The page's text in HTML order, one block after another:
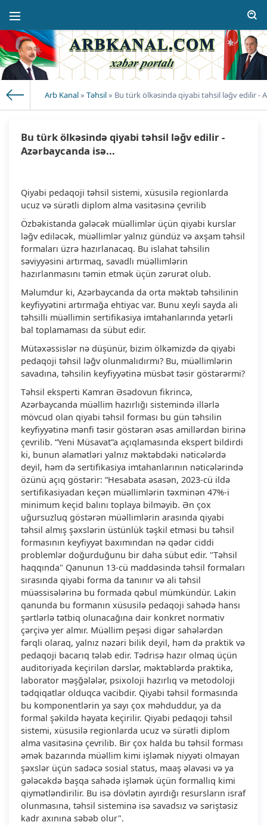
Arb Kanal» Təhsil» Bu türk ölkəsində qiyabi təhsil ləğv edilir -
Bu türk ölkəsində qiyabi təhsil ləğv edilir -
Azərbaycanda isə...
Qiyabi pedaqoji təhsil sistemi, xüsusilə regionlarda
ucuz və sürətli diplom alma vasitəsinə çevrilib
Özbəkistanda gələcək müəllimlər üçün qiyabi kurslar
ləğv ediləcək, müəllimlər yalnız gündüz və axşam təhsil
formaları üzrə hazırlanacaq. Bu islahat təhsilin
səviyyəsini artırmaq, savadlı müəllimlərin
hazırlanmasını təmin etmək üçün zərurət olub.
Məlumdur ki, Azərbaycanda da orta məktəb təhsilinin
keyfiyyətini artırmağa ehtiyac var. Bunu xeyli sayda ali
təhsilli müəllimin sertifikasiya imtahanlarında yetərli
bal toplamaması da sübut edir.
Mütəxəssislər nə düşünür, bizim ölkəmizdə də qiyabi
pedaqoji təhsil ləğv olunmalıdırmı? Bu, müəllimlərin
savadına, təhsilin keyfiyyətinə müsbət təsir göstərərmi?
Təhsil eksperti Kamran Əsədovun fikrincə,
Azərbaycanda müəllim hazırlığı sistemində illərlə
mövcud olan qiyabi təhsil forması bu gün təhsilin
keyfiyyətinə mənfi təsir göstərən əsas amillərdən birinə
çevrilib. “Yeni Müsavat”a açıqlamasında ekspert bildirdi
ki, bunun əlamətləri yalnız məktəbdəki nəticələrdə
deyil, həm də sertifikasiya imtahanlarının nəticələrində
özünü açıq göstərir: “Hesabata əsasən, 2023-cü ildə
sertifikasiyadan keçən müəllimlərin təxminən 47%-i
minimum keçid balını toplaya bilməyib. Ən çox
uğursuzluq göstərən müəllimlərin arasında qiyabi
təhsil almış şəxslərin üstünlük təşkil etməsi bu təhsil
formasının keyfiyyət baxımından nə qədər ciddi
problemlər doğurduğunu bir daha sübut edir. "Təhsil
haqqında" Qanunun 13-cü maddəsində təhsil formaları
sırasında qiyabi forma da tanınır və ali təhsil
müəssisələrinə bu formada qəbul mümkündür. Lakin
qanunda bu formanın xüsusilə pedaqoji sahədə hansı
şərtlərlə tətbiq olunacağına dair konkret normativ
çərçivə yer almır. Müəllim peşəsi digər sahələrdən
fərqli olaraq, yalnız nəzəri bilik deyil, həm də praktik və
pedaqoji bacarıq tələb edir. Tədrisə hazır olmaq üçün
auditoriyada keçirilən dərslər, məktəblərdə praktika,
laborator məşğələlər, psixoloji hazırlıq və metodoloji
tədqiqatlar olduqca vacibdir. Qiyabi təhsil formasında
bu komponentlərin ya sayı çox məhduddur, ya da
formal şəkildə həyata keçirilir. Qiyabi pedaqoji təhsil
sistemi, xüsusilə regionlarda ucuz və sürətli diplom
alma vasitəsinə çevrilib. Bir çox halda bu təhsil forması
əmək bazarında müəllim kimi işləmək niyyəti olmayan
şəxslər üçün sadəcə sosial status, maaş əlavəsi və ya
gələcəkdə başqa sahədə işləmək üçün formallıq kimi
qiymətləndirilir. Bu isə dövlətin ayırdığı resursların israf
olunmasına, təhsil sisteminə isə savadsız və səriştəsiz
kadr axınına səbəb olur".